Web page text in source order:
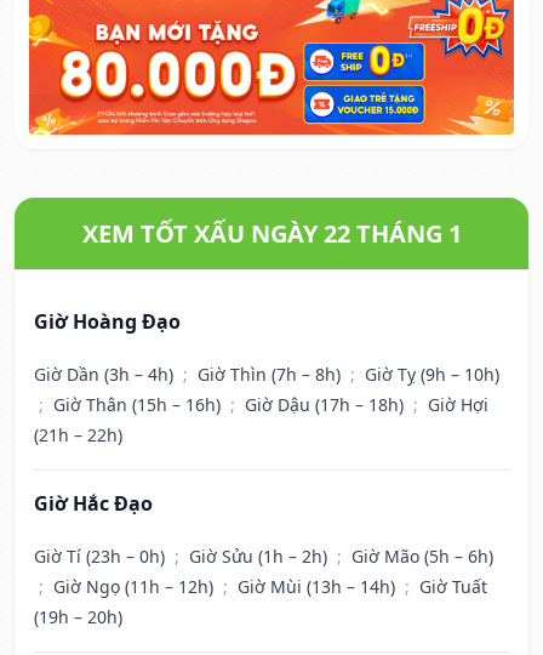
XEM TỐT XẤU NGÀY 22 THÁNG 1
Giờ Hoàng Đạo
Giờ Dần (3h – 4h) ; Giờ Thìn (7h – 8h) ; Giờ Tỵ (9h – 10h)
; Giờ Thân (15h – 16h) ; Giờ Dậu (17h – 18h) ; Giờ Hợi
(21h – 22h)
Giờ Hắc Đạo
Giờ Tí (23h – 0h) ; Giờ Sửu (1h – 2h) ; Giờ Mão (5h – 6h)
; Giờ Ngọ (11h – 12h) ; Giờ Mùi (13h – 14h) ; Giờ Tuất
(19h – 20h)